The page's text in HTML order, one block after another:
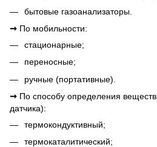
бытовые газоанализаторы.
➞ По мобильности:
стационарные;
переносные;
ручные (портативные).
➞ По способу определения
датчика):
термокондуктивный;
термокаталитический;